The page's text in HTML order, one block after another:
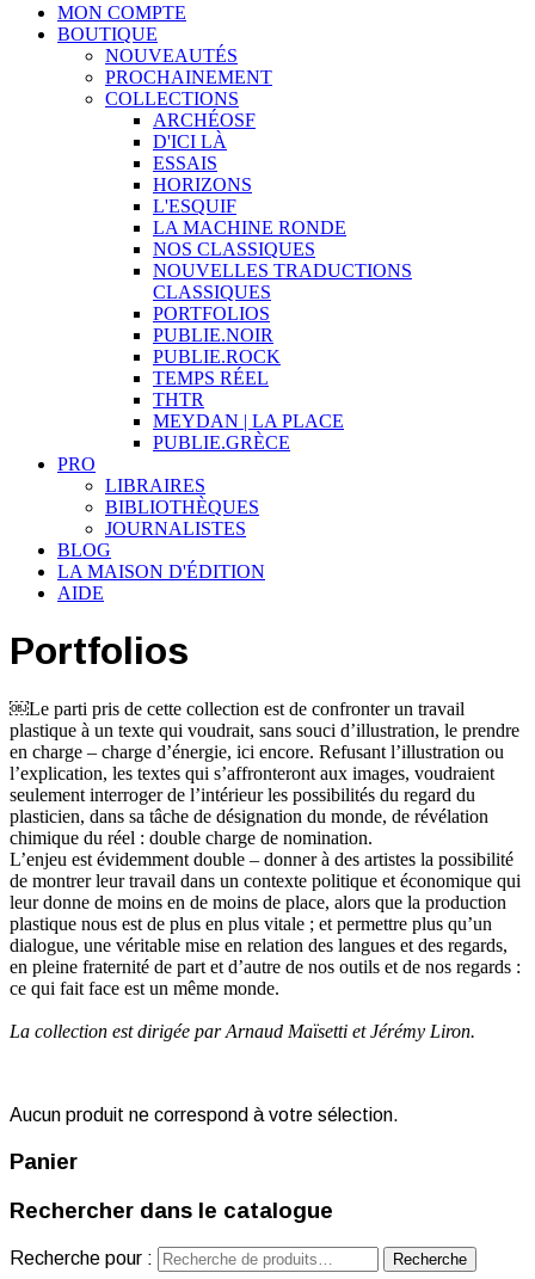
MON COMPTE
BOUTIQUE
NOUVEAUTÉS
PROCHAINEMENT
COLLECTIONS
ARCHÉOSF
D'ICI LÀ
ESSAIS
HORIZONS
L'ESQUIF
LA MACHINE RONDE
NOS CLASSIQUES
NOUVELLES TRADUCTIONS
CLASSIQUES
PORTFOLIOS
PUBLIE.NOIR
PUBLIE.ROCK
TEMPS RÉEL
THTR
MEYDAN | LA PLACE
PUBLIE.GRÈCE
PRO
LIBRAIRES
BIBLIOTHÈQUES
JOURNALISTES
BLOG
LA MAISON D'ÉDITION
AIDE
Portfolios
￼Le parti pris de cette collection est de confronter un travail
plastique à un texte qui voudrait, sans souci d’illustration, le prendre
en charge – charge d’énergie, ici encore. Refusant l’illustration ou
l’explication, les textes qui s’affronteront aux images, voudraient
seulement interroger de l’intérieur les possibilités du regard du
plasticien, dans sa tâche de désignation du monde, de révélation
chimique du réel : double charge de nomination.
L’enjeu est évidemment double – donner à des artistes la possibilité
de montrer leur travail dans un contexte politique et économique qui
leur donne de moins en de moins de place, alors que la production
plastique nous est de plus en plus vitale ; et permettre plus qu’un
dialogue, une véritable mise en relation des langues et des regards,
en pleine fraternité de part et d’autre de nos outils et de nos regards :
ce qui fait face est un même monde.
La collection est dirigée par Arnaud Maïsetti et Jérémy Liron.
Aucun produit ne correspond à votre sélection.
Panier
Rechercher dans le catalogue
Recherche pour : Recherche